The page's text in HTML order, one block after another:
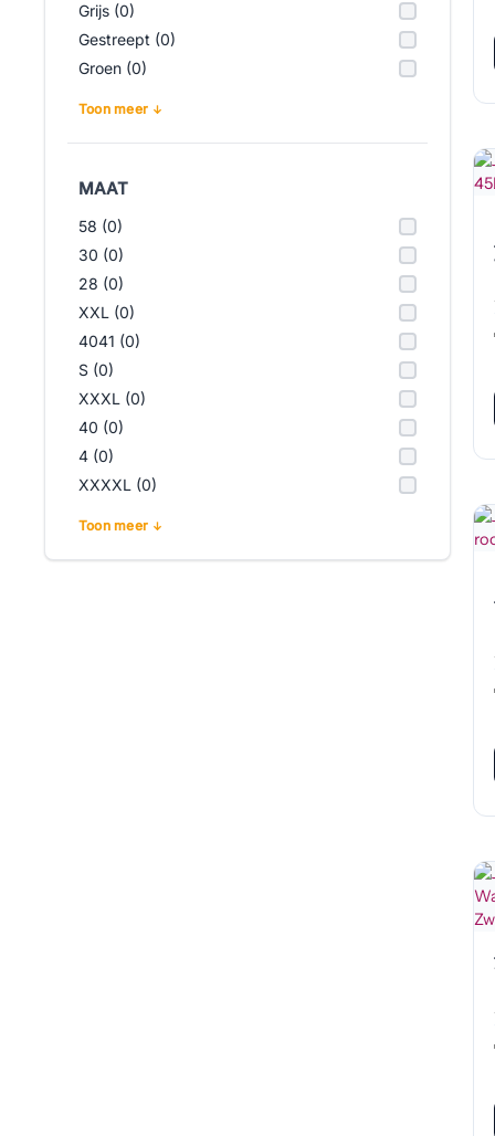
Grijs (0)
Gestreept (0)
Groen (0)
Toon meer
MAAT
58 (0)
30 (0)
28 (0)
XXL (0)
4041 (0)
S (0)
XXXL (0)
40 (0)
4 (0)
XXXXL (0)
Toon meer